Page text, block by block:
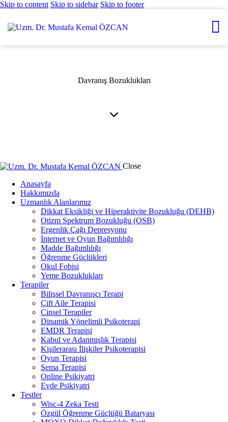
Skip to content Skip to sidebar Skip to footer
Davranış Bozuklukları
Close
Anasayfa
Hakkımızda
Uzmanlık Alanlarımız
Dikkat Eksikliği ve Hiperaktivite Bozukluğu (DEHB)
Otizm Spektrum Bozukluğu (OSB)
Ergenlik Çağı Depresyonu
İnternet ve Oyun Bağımlılığı
Madde Bağımlılığı
Öğrenme Güçlükleri
Okul Fobisi
Yeme Bozuklukları
Terapiler
Bilişsel Davranışçı Terapi
Çift Aile Terapisi
Cinsel Terapiler
Dinamik Yönelimli Psikoterapi
EMDR Terapisi
Kabul ve Adanmışlık Terapisi
Kişilerarası İlişkiler Psikoterapisi
Oyun Terapisi
Şema Terapisi
Online Psikiyatri
Evde Psikiyatri
Testler
Wisc-4 Zeka Testi
Özgül Öğrenme Güçlüğü Bataryası